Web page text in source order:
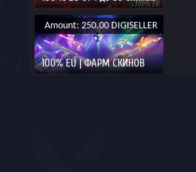
Amount: 250.00 DIGISELLER
100% EU | ФАРМ СКИНОВ